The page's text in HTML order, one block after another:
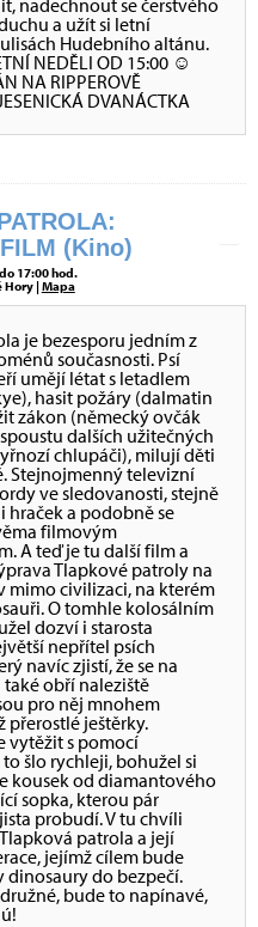
nadechnout se čerstvého
a užít si letní
Hudebního altánu.
NEDĚLI OD 15:00 ☺
NA RIPPEROVĚ
DVANÁCTKA
(Kino)
17:00 hod.
Hory |Mapa
je bezesporu jedním z
současnosti. Psí
umějí létat s letadlem
hasit požáry (dalmatin
zákon (německý ovčák
dalších užitečných
chlupáči), milují děti
Stejnojmenný televizní
ve sledovanosti, stejně
hraček a podobně se
filmovým
A teď je tu další film a
Tlapkové patroly na
mimo civilizaci, na kterém
O tomhle kolosálním
dozví i starosta
nepřítel psích
navíc zjistí, že se na
obří naleziště
pro něj mnohem
přerostlé ještěrky.
vytěžit s pomocí
šlo rychleji, bohužel si
kousek od diamantového
sopka, kterou pár
probudí. V tu chvíli
patrola a její
jejímž cílem bude
dinosaury do bezpečí.
bude to napínavé,